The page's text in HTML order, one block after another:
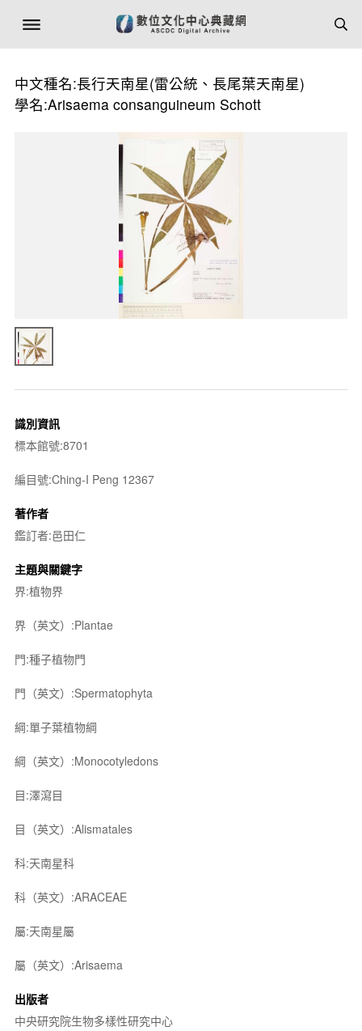
中文種名:長行天南星(雷公統、長尾葉天南星)
學名:Arisaema consanguineum Schott
識別資訊
標本館號:8701
編目號:Ching-I Peng 12367
著作者
鑑訂者:邑田仁
主題與關鍵字
界:植物界
界（英文）:Plantae
門:種子植物門
門（英文）:Spermatophyta
綱:單子葉植物綱
綱（英文）:Monocotyledons
目:澤瀉目
目（英文）:Alismatales
科:天南星科
科（英文）:ARACEAE
屬:天南星屬
屬（英文）:Arisaema
出版者
中央研究院生物多樣性研究中心